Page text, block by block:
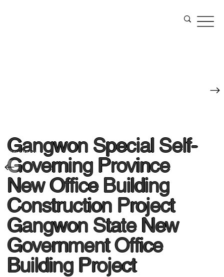
Gangwon Special Self-
Governing Province
New Office Building
Construction Project
Gangwon State New
Government Office
Building Project
View Details